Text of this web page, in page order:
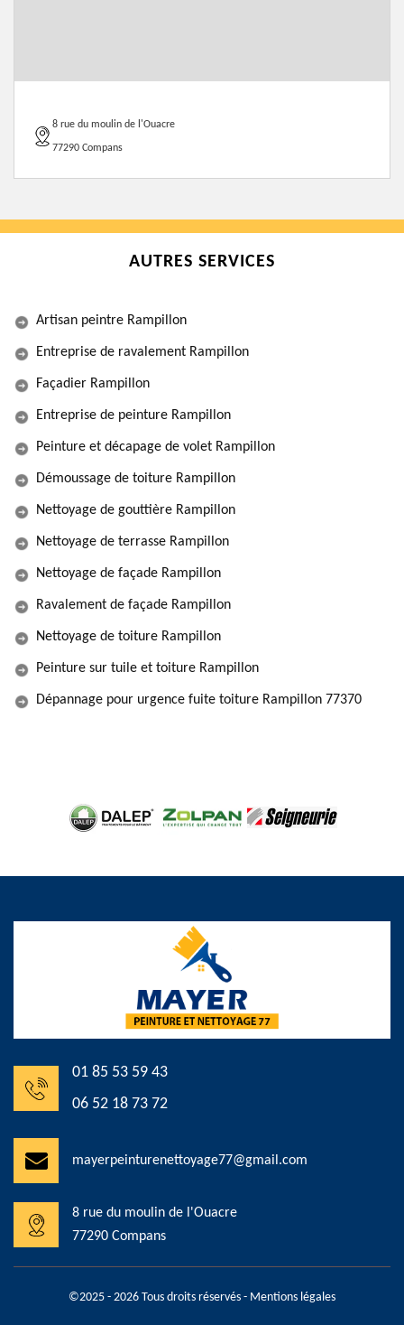
8 rue du moulin de l'Ouacre
77290 Compans
AUTRES SERVICES
Artisan peintre Rampillon
Entreprise de ravalement Rampillon
Façadier Rampillon
Entreprise de peinture Rampillon
Peinture et décapage de volet Rampillon
Démoussage de toiture Rampillon
Nettoyage de gouttière Rampillon
Nettoyage de terrasse Rampillon
Nettoyage de façade Rampillon
Ravalement de façade Rampillon
Nettoyage de toiture Rampillon
Peinture sur tuile et toiture Rampillon
Dépannage pour urgence fuite toiture Rampillon 77370
01 85 53 59 43
06 52 18 73 72
mayerpeinturenettoyage77@gmail.com
8 rue du moulin de l'Ouacre
77290 Compans
©2025 - 2026 Tous droits réservés - Mentions légales